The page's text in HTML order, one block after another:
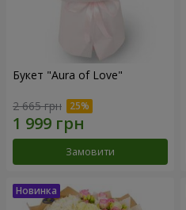
Букет "Aura of Love"
2 665 грн
Замовити